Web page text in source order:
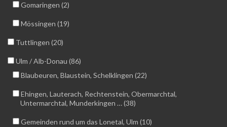
Gomaringen (2)
Mössingen (19)
Tuttlingen (20)
Ulm / Alb-Donau (86)
Blaubeuren, Blaustein, Schelklingen (22)
Ehingen, Lauterach, Rechtenstein, Obermarchtal,
Untermarchtal, Munderkingen … (38)
Gemeinden rund um das Lonetal, Ulm (10)